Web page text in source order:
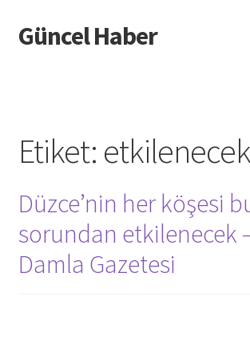
Dolaşıma
geç
İçeriğe
geç
Güncel Haber
Etiket: etkilenecek
Düzce’nin her köşesi
sorundan etkilenecek
Damla Gazetesi